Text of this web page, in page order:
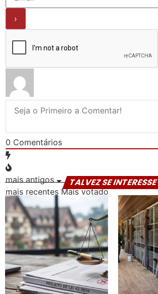
0 Comentários
mais antigos
mais recentes Mais votado
TALVEZ SE INTERESSE